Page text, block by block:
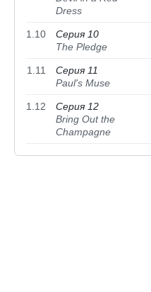
Dress
1.10
Серия 10
The Pledge
1.11
Серия 11
Paul's Muse
1.12
Серия 12
Bring Out the
Champagne